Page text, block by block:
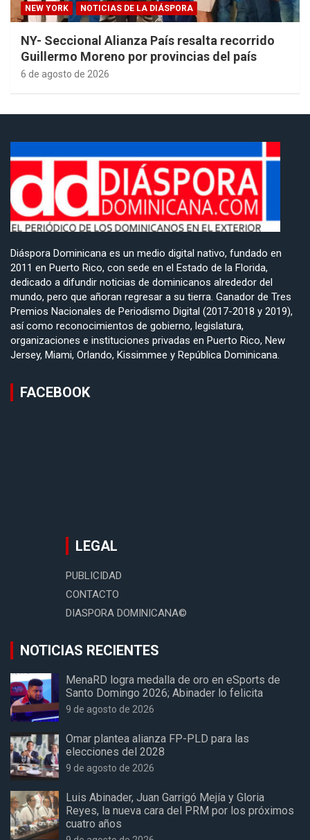
NEW YORK NOTICIAS DE LA DIÁSPORA
NY- Seccional Alianza País resalta recorrido
Guillermo Moreno por provincias del país
6 de agosto de 2026
Diáspora Dominicana es un medio digital nativo, fundado en
2011 en Puerto Rico, con sede en el Estado de la Florida,
dedicado a difundir noticias de dominicanos alrededor del
mundo, pero que añoran regresar a su tierra. Ganador de Tres
Premios Nacionales de Periodismo Digital (2017-2018 y 2019),
así como reconocimientos de gobierno, legislatura,
organizaciones e instituciones privadas en Puerto Rico, New
Jersey, Miami, Orlando, Kissimmee y República Dominicana.
FACEBOOK
LEGAL
PUBLICIDAD
CONTACTO
DIASPORA DOMINICANA©
NOTICIAS RECIENTES
MenaRD logra medalla de oro en eSports de
Santo Domingo 2026; Abinader lo felicita
9 de agosto de 2026
Omar plantea alianza FP-PLD para las
elecciones del 2028
9 de agosto de 2026
Luis Abinader, Juan Garrigó Mejía y Gloria
Reyes, la nueva cara del PRM por los próximos
cuatro años